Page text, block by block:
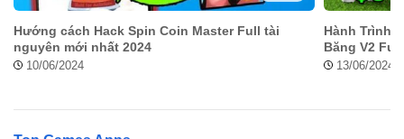
Hướng cách Hack Spin Coin Master Full tài
nguyên mới nhất 2024
10/06/2024
Hành Trình
Băng V2
13/06/2024